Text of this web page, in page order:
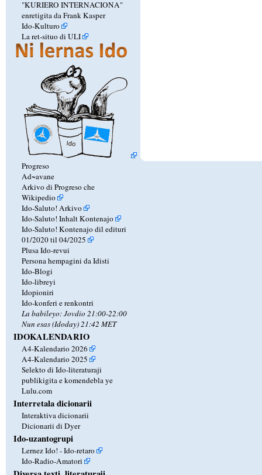
"KURIERO INTERNACIONA"
enretigita da Frank Kasper
Ido-Kulturo
La ret-situo di ULI
Progreso
Ad~avane
Arkivo di Progreso che
Wikipedio
Ido-Saluto! Arkivo
Ido-Saluto! Inhalt Kontenajo
Ido-Saluto! Kontenajo dil edituri
01/2020 til 04/2025
Plusa Ido-revui
Persona hempagini da Idisti
Ido-Blogi
Ido-libreyi
Idopioniri
Ido-konferi e renkontri
La babileyo: Jovdio 21:00-22:00
Nun esas (Idoday) 21:42 MET
IDOKALENDARIO
A4-Kalendario 2026
A4-Kalendario 2025
Selekto di Ido-literaturaji
publikigita e komendebla ye
Lulu.com
Interretala dicionarii
Interaktiva dicionarii
Dicionarii di Dyer
Ido-uzantogrupi
Lernez Ido! - Ido-retaro
Ido-Radio-Amatori